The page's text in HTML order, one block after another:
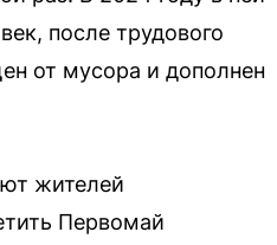
после трудового
от мусора и дополнен
жителей
Первомай